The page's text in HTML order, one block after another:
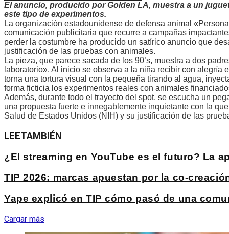
El anuncio, producido por Golden LA, muestra a un
este tipo de experimentos.
La organización estadounidense de defensa animal
comunicación publicitaria que recurre a campañas
perder la costumbre ha producido un satírico anuncio que
justificación de las pruebas con animales.
La pieza, que parece sacada de los 90’s, muestra a dos
laboratorio». Al inicio se observa a la niña recibir con
torna una tortura visual con la pequeña tirando al agua,
forma ficticia los experimentos reales con animales
Además, durante todo el trayecto del spot, se escucha un
una propuesta fuerte e innegablemente inquietante con la
Salud de Estados Unidos (NIH) y su justificación de las
LEETAMBIÉN
¿El streaming en YouTube es el futuro? La
TIP 2026: marcas apuestan por la co-
Yape explicó en TIP cómo pasó de una
Cargar más